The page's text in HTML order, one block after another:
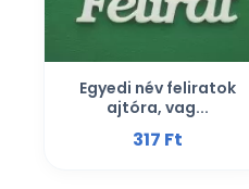
Egyedi név feliratok
ajtóra, vag...
317 Ft‎